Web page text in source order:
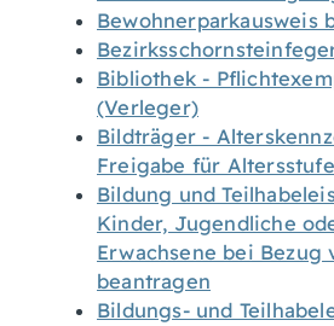
Bewohnerparkausweis
Bibliothek -
(Verleger)
Bildträger -
Freigabe für
Bildung und
Kinder, Jugendliche
Erwachsene bei Bezug
beantragen
Bildungs- und